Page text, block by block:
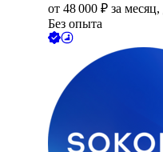
от 48 000 ₽ за месяц,
Без опыта